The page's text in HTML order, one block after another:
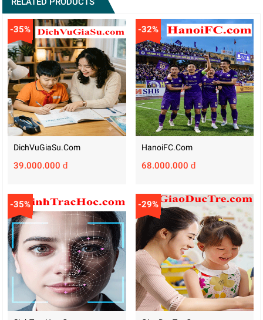
-35%
DichVuGiaSu.com
39.000.000 đ
-32%
HanoiFC.com
68.000.000 đ
-35% -29%